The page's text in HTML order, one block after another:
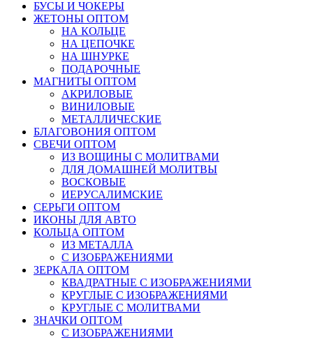
БУСЫ И ЧОКЕРЫ
ЖЕТОНЫ ОПТОМ
НА КОЛЬЦЕ
НА ЦЕПОЧКЕ
НА ШНУРКЕ
ПОДАРОЧНЫЕ
МАГНИТЫ ОПТОМ
АКРИЛОВЫЕ
ВИНИЛОВЫЕ
МЕТАЛЛИЧЕСКИЕ
БЛАГОВОНИЯ ОПТОМ
СВЕЧИ ОПТОМ
ИЗ ВОЩИНЫ С МОЛИТВАМИ
ДЛЯ ДОМАШНЕЙ МОЛИТВЫ
ВОСКОВЫЕ
ИЕРУСАЛИМСКИЕ
СЕРЬГИ ОПТОМ
ИКОНЫ ДЛЯ АВТО
КОЛЬЦА ОПТОМ
ИЗ МЕТАЛЛА
С ИЗОБРАЖЕНИЯМИ
ЗЕРКАЛА ОПТОМ
КВАДРАТНЫЕ С ИЗОБРАЖЕНИЯМИ
КРУГЛЫЕ С ИЗОБРАЖЕНИЯМИ
КРУГЛЫЕ С МОЛИТВАМИ
ЗНАЧКИ ОПТОМ
С ИЗОБРАЖЕНИЯМИ